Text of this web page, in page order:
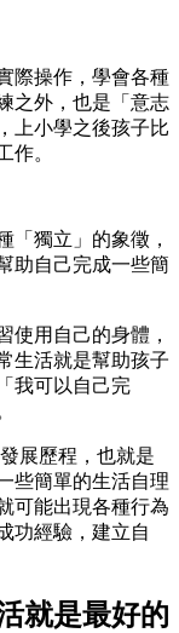
際操作，學會各種
之外，也是「意志
上小學之後孩子比
作。
「獨立」的象徵，
助自己完成一些簡
使用自己的身體，
生活就是幫助孩子
我可以自己完
展歷程，也就是
些簡單的生活自理
可能出現各種行為
功經驗，建立自
就是最好的